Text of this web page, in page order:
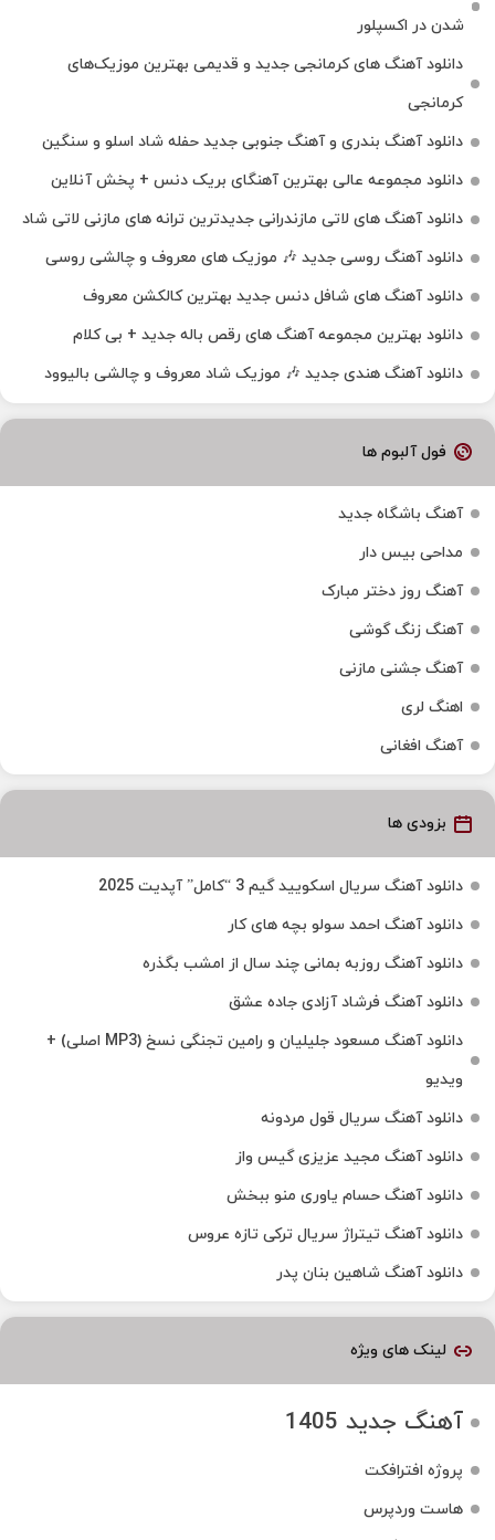
شدن در اکسپلور
دانلود آهنگ‌ های کرمانجی جدید و قدیمی بهترین موزیک‌های
کرمانجی
دانلود آهنگ بندری و آهنگ جنوبی جدید حفله شاد اسلو و سنگین
دانلود مجموعه عالی بهترین آهنگای بریک دنس + پخش آنلاین
دانلود آهنگ‌ های لاتی مازندرانی جدیدترین ترانه های مازنی لاتی شاد
دانلود آهنگ روسی جدید 🎶 موزیک‌ های معروف و چالشی روسی
دانلود آهنگ های شافل دنس جدید بهترین کالکشن معروف
دانلود بهترین مجموعه آهنگ های رقص باله جدید + بی کلام
دانلود آهنگ هندی جدید 🎶 موزیک شاد معروف و چالشی بالیوود
فول آلبوم ها
آهنگ باشگاه جدید
مداحی بیس دار
آهنگ روز دختر مبارک
آهنگ زنگ گوشی
آهنگ جشنی مازنی
اهنگ لری
آهنگ افغانی
بزودی ها
دانلود آهنگ سریال اسکویید گیم 3 “کامل” آپدیت 2025
دانلود آهنگ احمد سولو بچه های کار
دانلود آهنگ روزبه بمانی چند سال از امشب بگذره
دانلود آهنگ فرشاد آزادی جاده عشق
دانلود آهنگ مسعود جلیلیان و رامین تجنگی نسخ (MP3 اصلی) +
ویدیو
دانلود آهنگ سریال قول مردونه
دانلود آهنگ مجید عزیزی گیس واز
دانلود آهنگ حسام یاوری منو ببخش
دانلود آهنگ تیتراژ سریال ترکی تازه عروس
دانلود آهنگ شاهین بنان پدر
لینک های ویژه
آهنگ جدید 1405
پروژه افترافکت
هاست وردپرس